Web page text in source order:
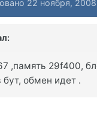
22 ноября, 2008
,память 29f400,
бут, обмен идет .